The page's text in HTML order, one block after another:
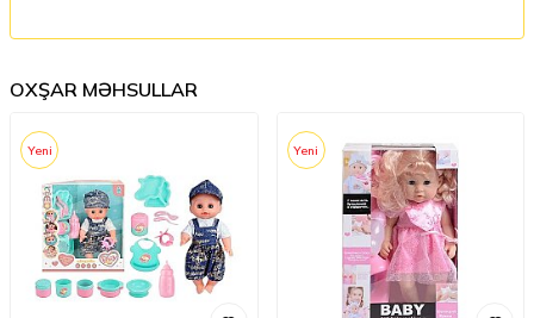
OXŞAR MƏHSULLAR
Yeni Yeni